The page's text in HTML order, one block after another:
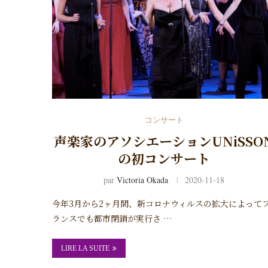
コンサート
声楽家のアソシエーション
の初コンサート
parVictoria Okada 2020-11-18
今年3月から2ヶ月間、新コロナウィルスの拡大によって
ランスでも都市閉鎖が実行さ …
LIRE LA SUITE